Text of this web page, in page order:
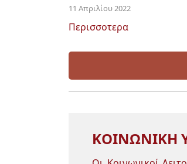
11 Απριλίου 2022
Περισσοτερα
ΚΟΙΝΩΝΙΚΗ